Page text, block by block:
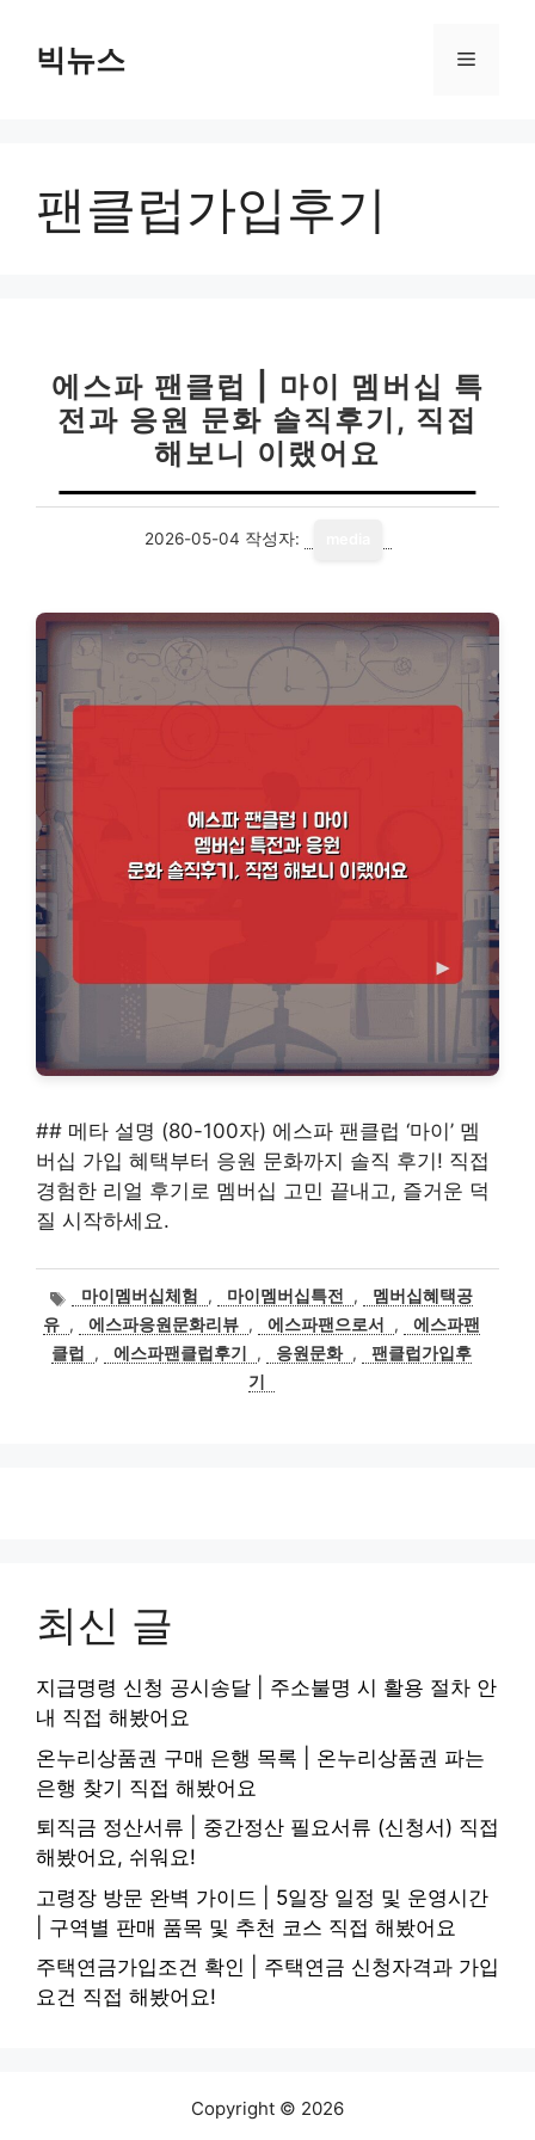
빅뉴스 메
팬클럽가입후기
에스파 팬클럽 | 마이 멤버십 특
전과 응원 문화 솔직후기, 직접
해보니 이랬어요
2026-05-04 작성자:
## 메타 설명 (80-100자) 에스파 팬클럽 ‘마이’ 멤
버십 가입 혜택부터 응원 문화까지 솔직 후기! 직접
경험한 리얼 후기로 멤버십 고민 끝내고, 즐거운 덕
질 시작하세요.
태마이멤버십체험 , 마이멤버십특전 ,
멤버십혜택공
유 , 에스파응원문화리뷰 , 에스파팬으로서 ,
에스파팬
클럽
, 에스파팬클럽후기 , 응원문화 ,
팬클럽가입후
기
최신 글
지급명령 신청 공시송달 | 주소불명 시 활용 절차 안
내 직접 해봤어요
온누리상품권 구매 은행 목록 | 온누리상품권 파는
은행 찾기 직접 해봤어요
퇴직금 정산서류 | 중간정산 필요서류 (신청서) 직접
해봤어요, 쉬워요!
고령장 방문 완벽 가이드 | 5일장 일정 및 운영시간
| 구역별 판매 품목 및 추천 코스 직접 해봤어요
주택연금가입조건 확인 | 주택연금 신청자격과 가입
요건 직접 해봤어요!
Copyright © 2026